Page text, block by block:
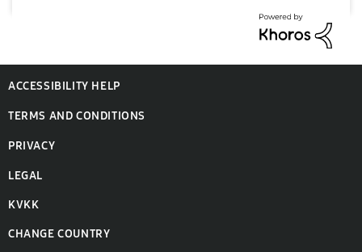
ACCESSIBILITY HELP
TERMS AND CONDITIONS
PRIVACY
LEGAL
KVKK
CHANGE COUNTRY